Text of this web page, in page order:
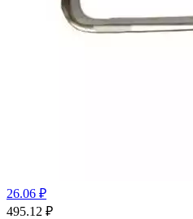
26.06 ₽
495.12 ₽